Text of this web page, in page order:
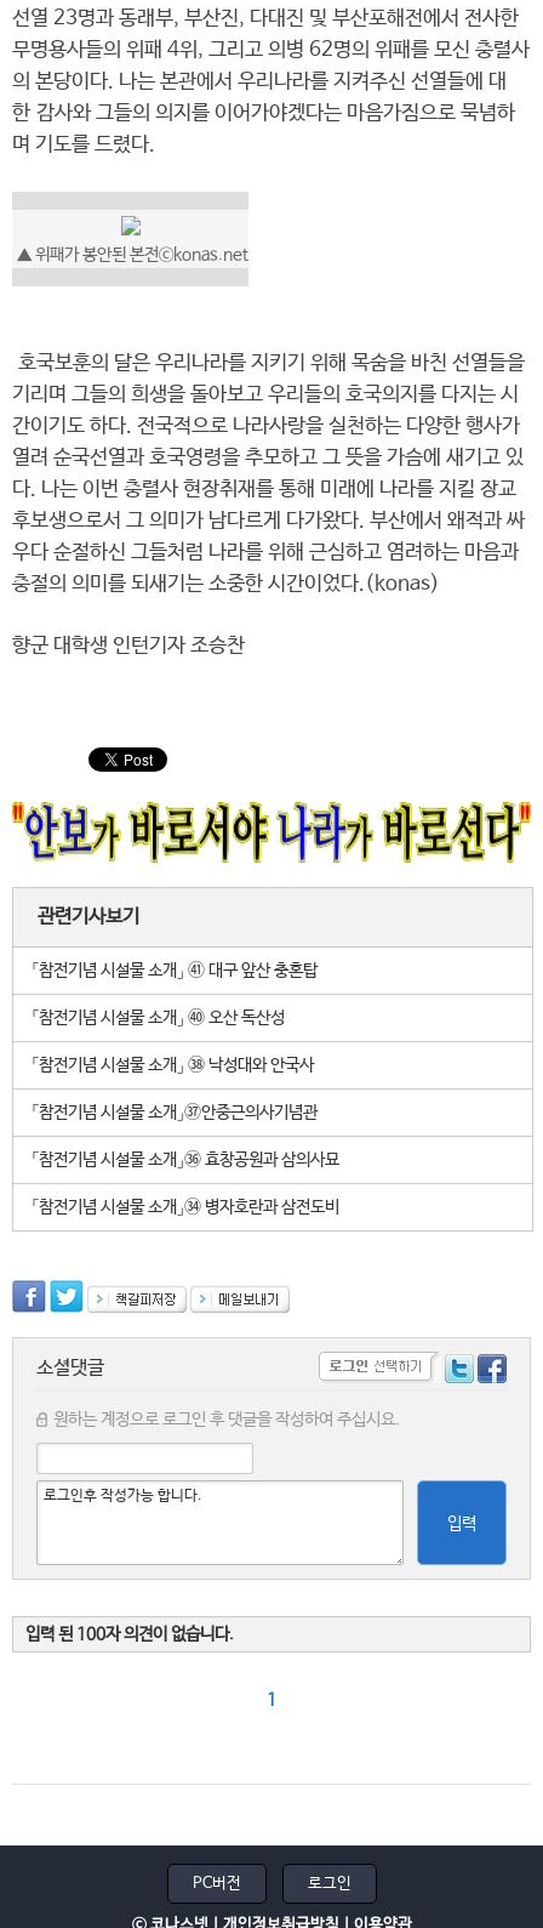
선열 23명과 동래부, 부산진, 다대진 및 부산포해전에서 전사한
무명용사들의 위패 4위, 그리고 의병 62명의 위패를 모신 충렬사
의 본당이다. 나는 본관에서 우리나라를 지켜주신 선열들에 대
한 감사와 그들의 의지를 이어가야겠다는 마음가짐으로 묵념하
며 기도를 드렸다.
▲ 위패가 봉안된 본전ⓒkonas.net
호국보훈의 달은 우리나라를 지키기 위해 목숨을 바친 선열들을
기리며 그들의 희생을 돌아보고 우리들의 호국의지를 다지는 시
간이기도 하다. 전국적으로 나라사랑을 실천하는 다양한 행사가
열려 순국선열과 호국영령을 추모하고 그 뜻을 가슴에 새기고 있
다. 나는 이번 충렬사 현장취재를 통해 미래에 나라를 지킬 장교
후보생으로서 그 의미가 남다르게 다가왔다. 부산에서 왜적과 싸
우다 순절하신 그들처럼 나라를 위해 근심하고 염려하는 마음과
충절의 의미를 되새기는 소중한 시간이었다.(konas)
향군 대학생 인턴기자 조승찬
관련기사보기
「참전기념 시설물 소개」 ㊶ 대구 앞산 충혼탑
「참전기념 시설물 소개」 ㊵ 오산 독산성
「참전기념 시설물 소개」 ㊳ 낙성대와 안국사
「참전기념 시설물 소개」㊲안중근의사기념관
「참전기념 시설물 소개」㊱ 효창공원과 삼의사묘
「참전기념 시설물 소개」㉞ 병자호란과 삼전도비
소셜댓글
원하는 계정으로 로그인 후 댓글을 작성하여 주십시요.
입력
입력 된 100자 의견이 없습니다.
1
PC버전 로그인